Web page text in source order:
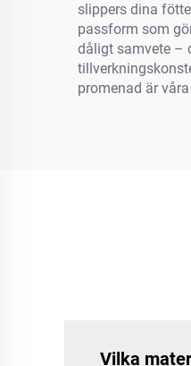
slippers dina
passform som
dåligt samvete –
promenad är
Vilka